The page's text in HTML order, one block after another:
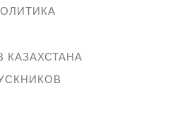
КАЗАХСТАНА